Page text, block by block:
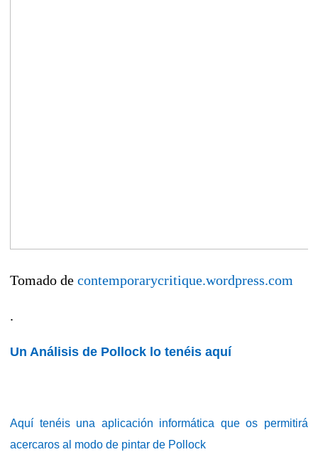
Tomado de contemporarycritique.wordpress.com
.
Un Análisis de Pollock lo tenéis aquí
Aquí tenéis una aplicación informática que os permitirá
acercaros al modo de pintar de Pollock